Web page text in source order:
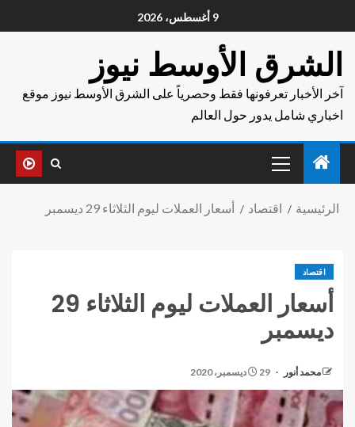
9 أغسطس، 2026
الشرق الأوسط نيوز
آخر الأخبار تعرفونها فقط وحصرياً على الشرق الأوسط نيوز موقع
اخباري شامل يدور حول العالم
الرئيسية اقتصاد أسعار العملات ليوم الثلاثاء 29 ديسمبر
اقتصاد
أسعار العملات ليوم الثلاثاء 29
ديسمبر
محمد أنور 29 ديسمبر، 2020